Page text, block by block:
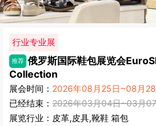
行业专业展
推荐 俄罗斯国际鞋包展览会
Collection
展会时间： 2026年08月25日~08月
已经结束： 2026年03月04日~03月
展览行业： 皮革,皮具,靴鞋 箱包